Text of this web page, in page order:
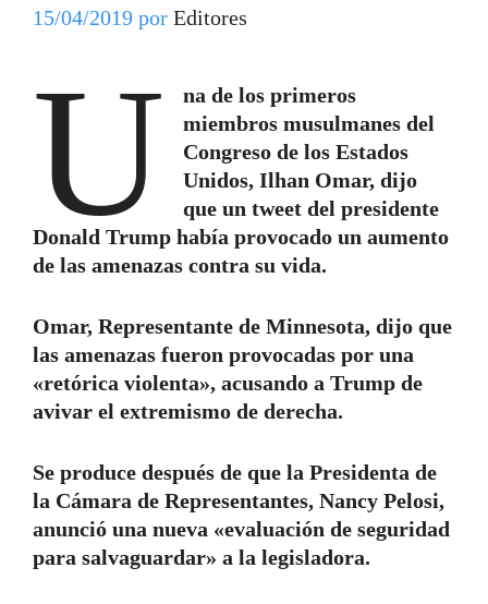
15/04/2019 por Editores
U
na de los primeros
miembros musulmanes del
Congreso de los Estados
Unidos, Ilhan Omar, dijo
que un tweet del presidente
Donald Trump había provocado un aumento
de las amenazas contra su vida.
Omar, Representante de Minnesota, dijo que
las amenazas fueron provocadas por una
«retórica violenta», acusando a Trump de
avivar el extremismo de derecha.
Se produce después de que la Presidenta de
la Cámara de Representantes, Nancy Pelosi,
anunció una nueva «evaluación de seguridad
para salvaguardar» a la legisladora.